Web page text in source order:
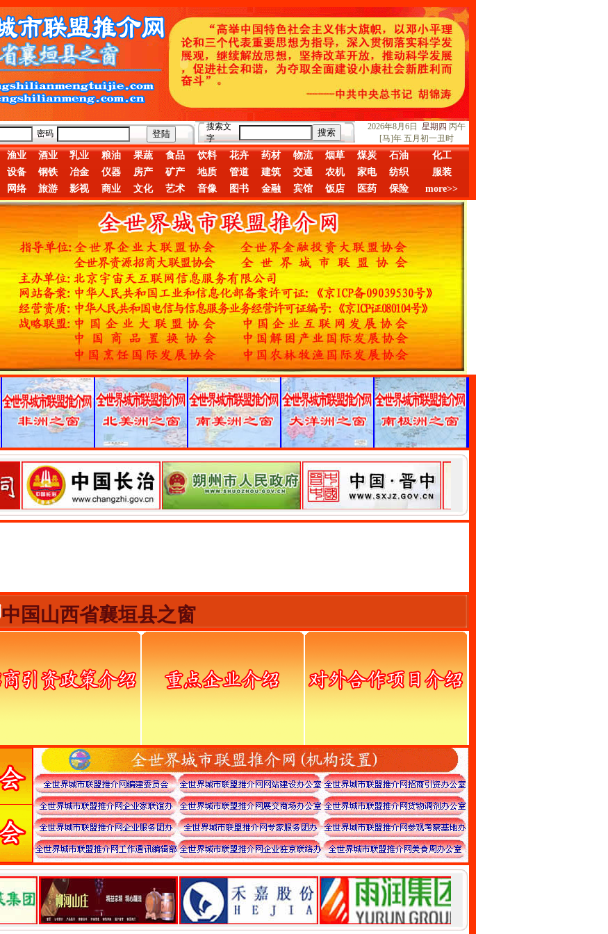
密码
搜索文
字
2026年8月6日 星期四 丙午
[马]年 五月初一丑时
渔业 酒业 乳业 粮油 果蔬 食品 饮料 花卉 药材 物流 烟草 煤炭 石油
化工
设备 钢铁 冶金 仪器 房产 矿产 地质 管道 建筑 交通 农机 家电 纺织
服装
网络 旅游 影视 商业 文化 艺术 音像 图书 金融 宾馆 饭店 医药 保险 more>>
中国山西省襄垣县之窗